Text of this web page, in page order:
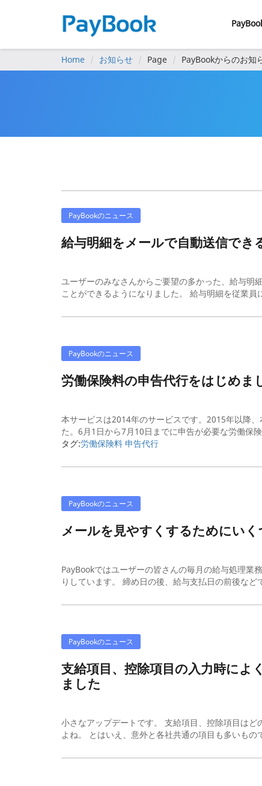
Home お知らせ Page PayBookからのお知
PayBookのニュース
給与明細をメールで自動送信でき
ユーザーのみなさんからご要望の多かった、給与明
ことができるようになりました。 給与明細を従業
PayBookのニュース
労働保険料の申告代行をはじめま
本サービスは2014年のサービスです。2015年以降
た。6月1日から7月10日までに申告が必要な労働保
タグ:労働保険料 申告代行
PayBookのニュース
メールを見やすくするためにい
PayBookではユーザーの皆さんの毎月の給与処理業
りしています。 締め日の後、給与支払日の前後な
PayBookのニュース
支給項目、控除項目の入力時によ
ました
小さなアップデートです。 支給項目、控除項目は
よね。 とはいえ、意外と各社共通の項目も多いも